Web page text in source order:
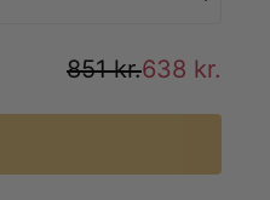
851 kr.638 kr.